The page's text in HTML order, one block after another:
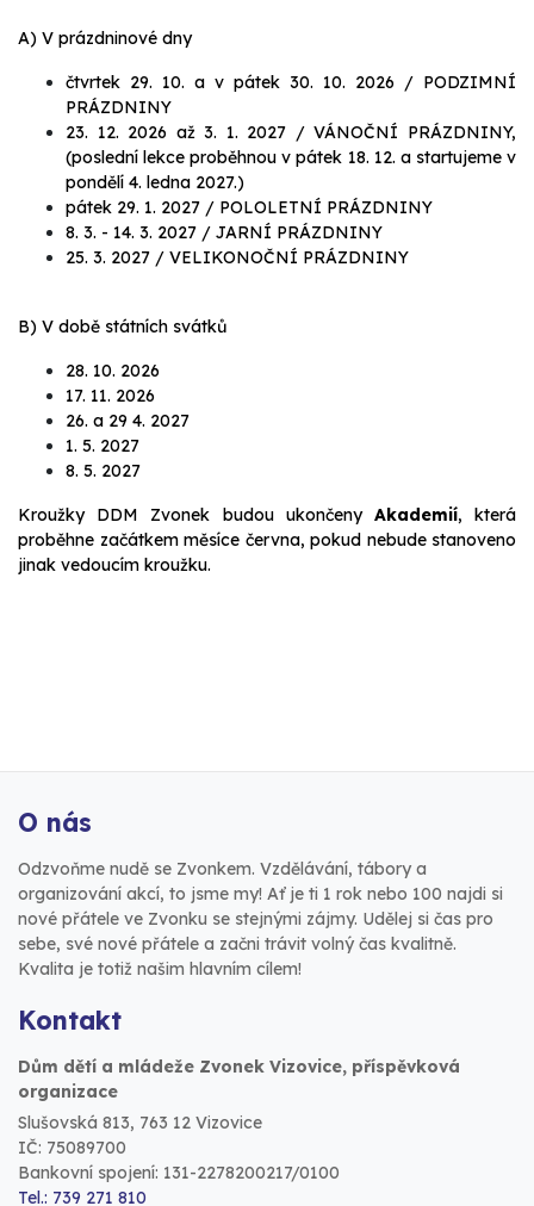
A) V prázdninové dny
čtvrtek 29. 10. a v pátek 30. 10. 2026 / PODZIMNÍ
PRÁZDNINY
23. 12. 2026 až 3. 1. 2027 / VÁNOČNÍ PRÁZDNINY,
(poslední lekce proběhnou v pátek 18. 12. a startujeme v
pondělí 4. ledna 2027.)
​pátek 29. 1. 2027 / POLOLETNÍ PRÁZDNINY
8. 3. - 14. 3. 2027 / JARNÍ PRÁZDNINY
25. 3. 2027 / VELIKONOČNÍ PRÁZDNINY
B) V době státních svátků
28. 10. 2026
17. 11. 2026
26. a 29 4. 2027
1. 5. 2027
8. 5. 2027
Kroužky DDM Zvonek budou ukončeny Akademií, která
proběhne začátkem měsíce června, pokud nebude stanoveno
jinak vedoucím kroužku.
O nás
Odzvoňme nudě se Zvonkem. Vzdělávání, tábory a
organizování akcí, to jsme my! Ať je ti 1 rok nebo 100 najdi si
nové přátele ve Zvonku se stejnými zájmy. Udělej si čas pro
sebe, své nové přátele a začni trávit volný čas kvalitně.
Kvalita je totiž našim hlavním cílem!
Kontakt
Dům dětí a mládeže Zvonek Vizovice, příspěvková
organizace
Slušovská 813, 763 12 Vizovice
IČ: 75089700
Bankovní spojení: 131-2278200217/0100
Tel.: 739 271 810